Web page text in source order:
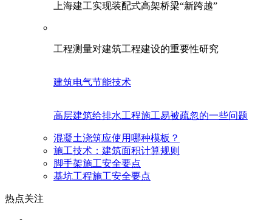
上海建工实现装配式高架桥梁“新跨越”
工程测量对建筑工程建设的重要性研究
建筑电气节能技术
高层建筑给排水工程施工易被疏忽的一些问题
混凝土浇筑应使用哪种模板？
施工技术：建筑面积计算规则
脚手架施工安全要点
基坑工程施工安全要点
热点关注